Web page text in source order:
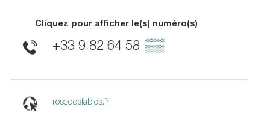
Cliquez pour afficher le(s) numéro(s)
+33 9 82 64 58 ▒▒
rosedesfables.fr